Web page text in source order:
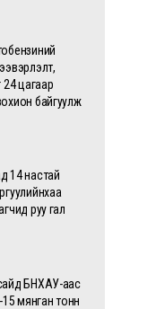
24 цагаар
байгуулж
14 настай
руу гал
БНХАУ-аас
15 мянган тонн